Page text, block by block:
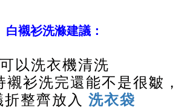
白襯衫洗滌建議：
可以洗衣機清洗
襯衫洗完還能不是很皺，
折整齊放入 洗衣袋